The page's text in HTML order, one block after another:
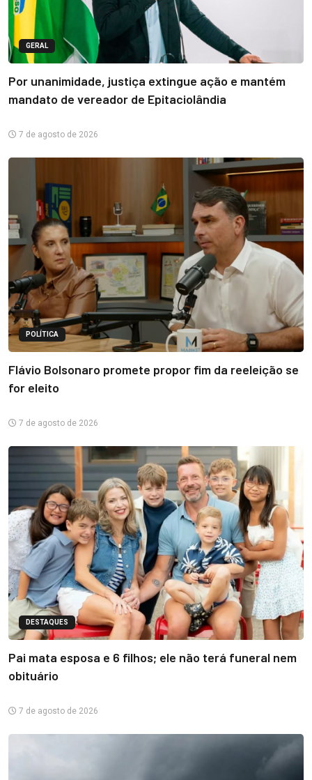
GERAL
Por unanimidade, justiça extingue ação e mantém
mandato de vereador de Epitaciolândia
7 de agosto de 2026
POLÍTICA
Flávio Bolsonaro promete propor fim da reeleição se
for eleito
7 de agosto de 2026
DESTAQUES
Pai mata esposa e 6 filhos; ele não terá funeral nem
obituário
7 de agosto de 2026